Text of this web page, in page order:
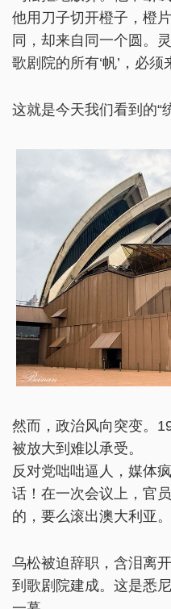
他用刀子切开橙子，橙
同，却来自同一个圆。
歌剧院的所有‘帆’，必
这就是今天我们看到的“
然而，政治风向突变。
被放大到难以承受。
反对党咄咄逼人，媒体
话！在一次会议上，官
的，要么滚出澳大利亚
乌松被迫辞职，含泪离
到歌剧院建成。这是悉